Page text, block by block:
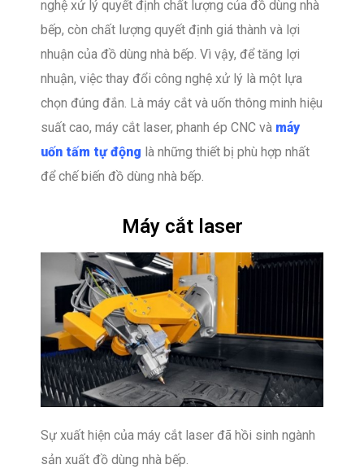
nghệ xử lý quyết định chất lượng của đồ dùng nhà
bếp, còn chất lượng quyết định giá thành và lợi
nhuận của đồ dùng nhà bếp. Vì vậy, để tăng lợi
nhuận, việc thay đổi công nghệ xử lý là một lựa
chọn đúng đắn. Là máy cắt và uốn thông minh hiệu
suất cao, máy cắt laser, phanh ép CNC và máy
uốn tấm tự động là những thiết bị phù hợp nhất
để chế biến đồ dùng nhà bếp.
Máy cắt laser
Sự xuất hiện của máy cắt laser đã hồi sinh ngành
sản xuất đồ dùng nhà bếp.